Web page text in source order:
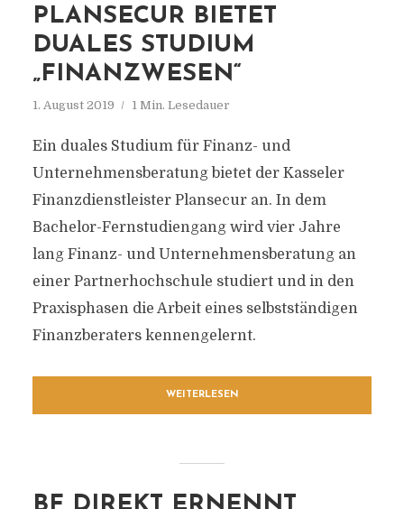
PLANSECUR BIETET
DUALES STUDIUM
„FINANZWESEN“
1. August 2019 1 Min. Lesedauer
Ein duales Studium für Finanz- und
Unternehmensberatung bietet der Kasseler
Finanzdienstleister Plansecur an. In dem
Bachelor-Fernstudiengang wird vier Jahre
lang Finanz- und Unternehmensberatung an
einer Partnerhochschule studiert und in den
Praxisphasen die Arbeit eines selbstständigen
Finanzberaters kennengelernt.
WEITERLESEN